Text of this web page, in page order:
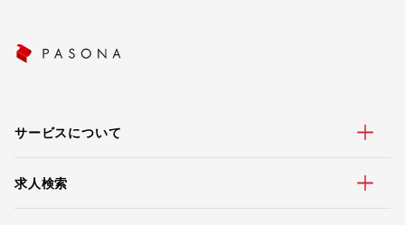
サービスについて
求人検索